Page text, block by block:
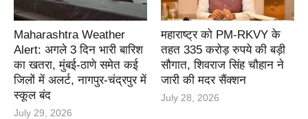
Maharashtra Weather
Alert: अगले 3 दिन भारी बारिश
का खतरा, मुंबई-ठाणे समेत कई
जिलों में अलर्ट, नागपुर-चंद्रपुर में
स्कूल बंद
July 29, 2026
महाराष्ट्र को PM-RKVY के
तहत 335 करोड़ रुपये की बड़ी
सौगात, शिवराज सिंह चौहान ने
जारी की मदर सैंक्शन
July 28, 2026